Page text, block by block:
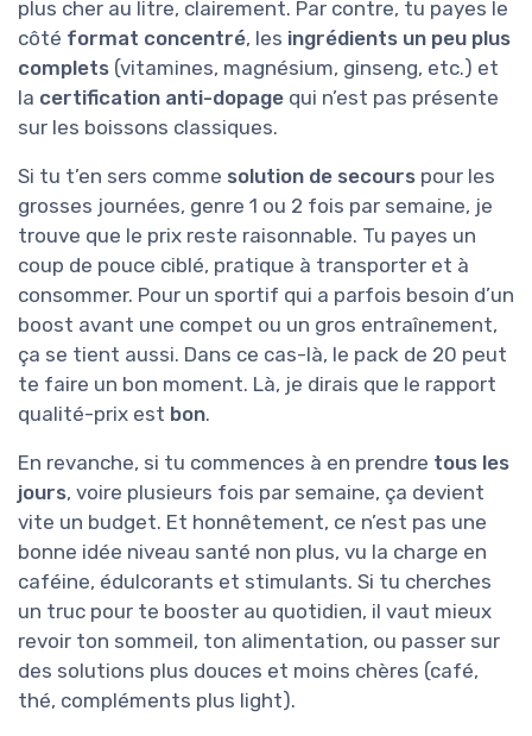
plus cher au litre, clairement. Par contre, tu payes le
côté format concentré, les ingrédients un peu plus
complets (vitamines, magnésium, ginseng, etc.) et
la certification anti-dopage qui n’est pas présente
sur les boissons classiques.
Si tu t’en sers comme solution de secours pour les
grosses journées, genre 1 ou 2 fois par semaine, je
trouve que le prix reste raisonnable. Tu payes un
coup de pouce ciblé, pratique à transporter et à
consommer. Pour un sportif qui a parfois besoin d’un
boost avant une compet ou un gros entraînement,
ça se tient aussi. Dans ce cas-là, le pack de 20 peut
te faire un bon moment. Là, je dirais que le rapport
qualité-prix est bon.
En revanche, si tu commences à en prendre tous les
jours, voire plusieurs fois par semaine, ça devient
vite un budget. Et honnêtement, ce n’est pas une
bonne idée niveau santé non plus, vu la charge en
caféine, édulcorants et stimulants. Si tu cherches
un truc pour te booster au quotidien, il vaut mieux
revoir ton sommeil, ton alimentation, ou passer sur
des solutions plus douces et moins chères (café,
thé, compléments plus light).